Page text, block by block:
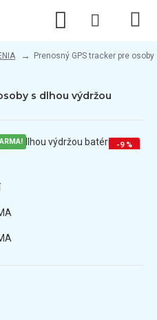
Prenosný GPS tracker pre
s dlhou výdržou
-9 %